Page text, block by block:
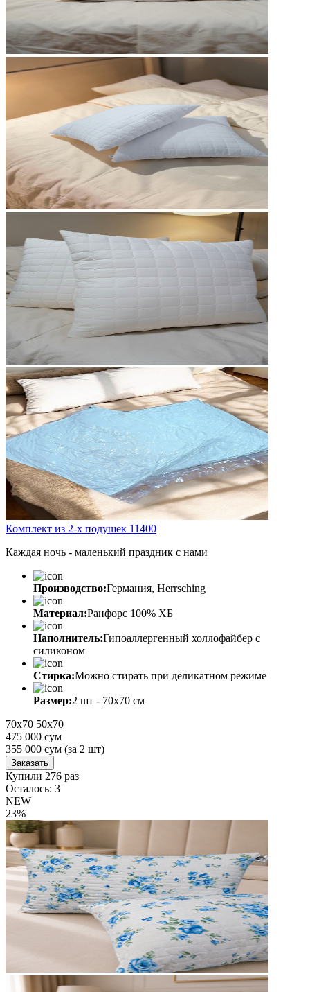
Комплект из 2-х подушек 11400
Каждая ночь - маленький праздник с нами
Производство:Германия, Herrsching
Материал:Ранфорс 100% ХБ
Наполнитель:Гипоаллергенный холлофайбер с
силиконом
Стирка:Можно стирать при деликатном режиме
Размер:2 шт - 70х70 см
70х70 50х70
475 000 сум
355 000 сум (за 2 шт)
Заказать
Купили 276 раз
Осталось: 3
NEW
23%